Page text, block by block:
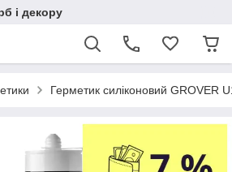
і декору
Герметик силіконовий GROVER